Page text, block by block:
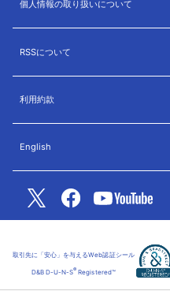
個人情報の取り扱いについて
RSSについて
利用約款
English
取引先に「安心」を与えるWeb認証シール
D&B D-U-N-S® Registered™